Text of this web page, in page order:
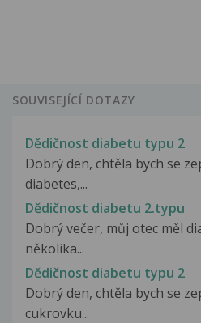
SOUVISEJÍCÍ DOTAZY
Dědičnost diabetu typu 2
Dobrý den, chtěla bych se
diabetes,...
Dědičnost diabetu 2.typu
Dobrý večer, můj otec měl
několika...
Dědičnost diabetu typu 2
Dobrý den, chtěla bych se
cukrovku...